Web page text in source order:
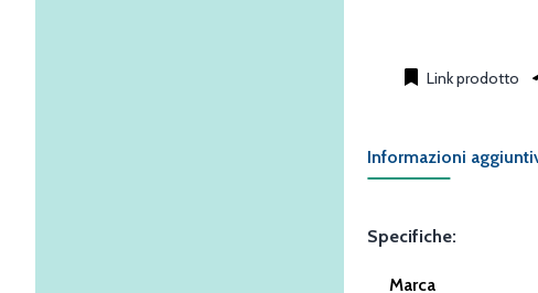
Link prodotto
Informazioni
Specifiche:
Marca